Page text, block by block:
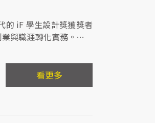
的 iF 學生設計獎獲獎者
與職涯轉化實務。立即
看更多